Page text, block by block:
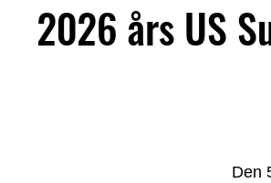
2026 års US
Den